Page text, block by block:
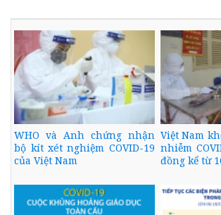
WHO và Anh chứng nhận
bộ kít xét nghiệm COVID-19
của Việt Nam
Việt Nam
nhiễm
đồng kể từ